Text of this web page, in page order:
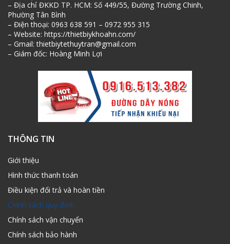
– Địa chỉ ĐKKD TP. HCM: Số 449/55, Đường Trường Chinh,
Phường Tân Bình
– Điện thoại: 0963 638 591 – 0972 955 315
– Website: https://thietbiykhoahn.com/
– Gmail: thietbiytethuytran@gmail.com
– Giám đốc: Hoàng Minh Lợi
THÔNG TIN
Giới thiệu
Hình thức thanh toán
Điều kiện đổi trả và hoàn tiền
Chính sách quy định
Chính sách vận chuyển
Chính sách bảo hành